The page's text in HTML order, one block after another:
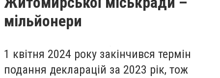
мільйонери
1 квітня 2024 року закінчився термін
подання декларацій за 2023 рік, тож